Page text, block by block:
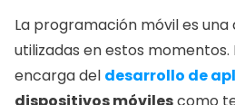
La programación móvil es una
utilizadas en estos
encarga del desarrollo de
dispositivos móviles como